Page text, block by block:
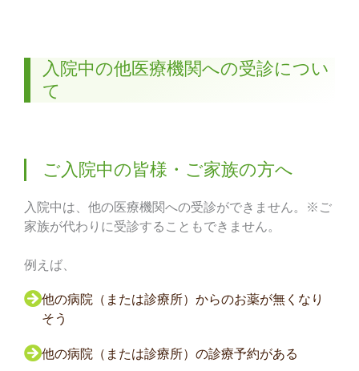
入院中の他医療機関への受診につい
て
ご入院中の皆様・ご家族の方へ
入院中は、他の医療機関への受診ができません。※ご
家族が代わりに受診することもできません。
例えば、
他の病院（または診療所）からのお薬が無くなり
そう
他の病院（または診療所）の診療予約がある